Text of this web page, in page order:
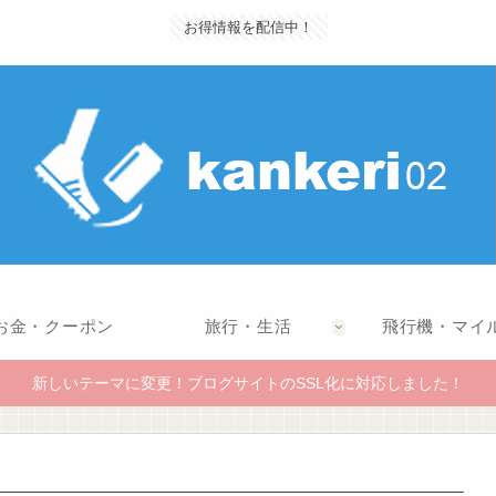
お得情報を配信中！
金・クーポン 旅行・生活 飛行機・マイ
新しいテーマに変更！ブログサイトのSSL化に対応しました！